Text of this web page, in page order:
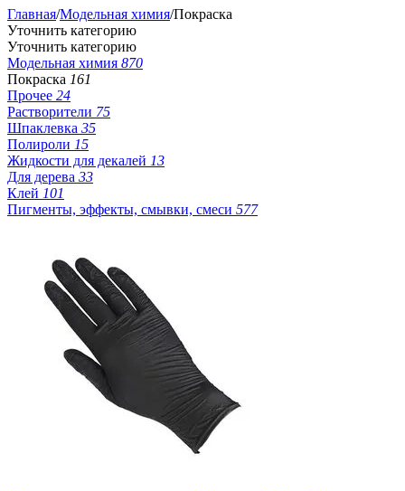
Главная/Модельная химия/Покраска
Уточнить категорию
Уточнить категорию
Модельная химия 870
Покраска 161
Прочее 24
Растворители 75
Шпаклевка 35
Полироли 15
Жидкости для декалей 13
Для дерева 33
Клей 101
Пигменты, эффекты, смывки, смеси 577